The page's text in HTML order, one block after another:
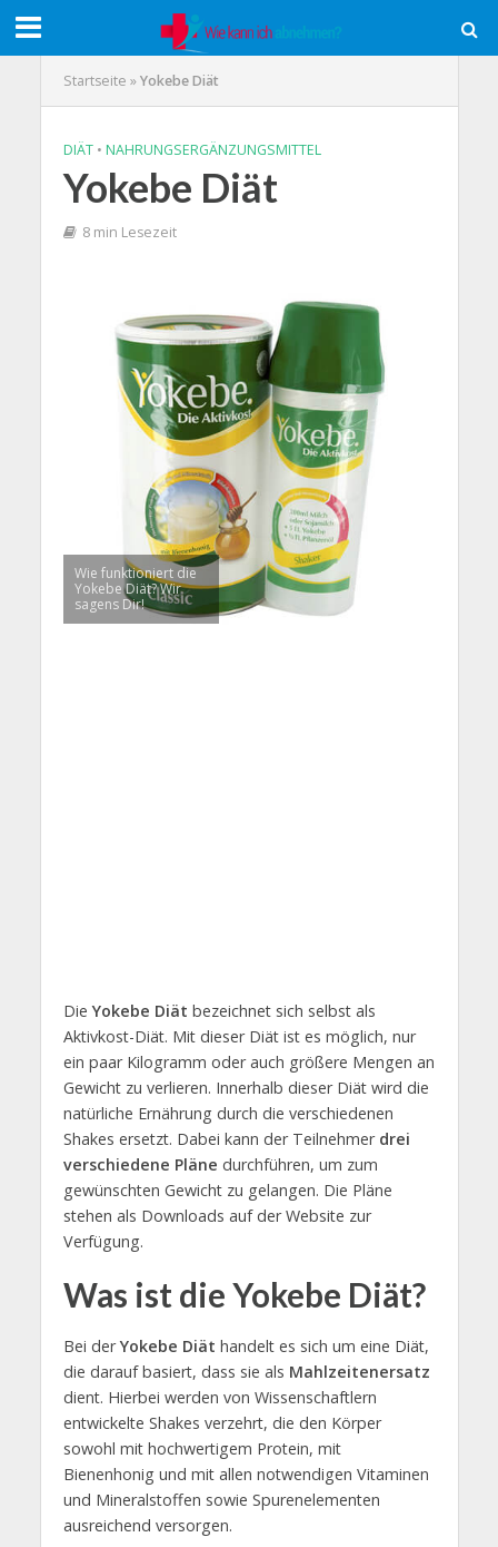
Startseite »Yokebe Diät
DIÄT • NAHRUNGSERGÄNZUNGSMITTEL
Yokebe Diät
8 min Lesezeit
Wie funktioniert die
Yokebe Diät? Wir
sagens Dir!
DieYokebe Diät bezeichnet sich selbst als
Aktivkost-Diät. Mit dieser Diät ist es möglich, nur
ein paar Kilogramm oder auch größere Mengen an
Gewicht zu verlieren. Innerhalb dieser Diät wird die
natürliche Ernährung durch die verschiedenen
Shakes ersetzt. Dabei kann der Teilnehmer drei
verschiedene Pläne durchführen, um zum
gewünschten Gewicht zu gelangen. Die Pläne
stehen als Downloads auf der Website zur
Verfügung.
Was ist die Yokebe Diät?
Bei derYokebe Diät handelt es sich um eine Diät,
die darauf basiert, dass sie als Mahlzeitenersatz
dient. Hierbei werden von Wissenschaftlern
entwickelte Shakes verzehrt, die den Körper
sowohl mit hochwertigem Protein, mit
Bienenhonig und mit allen notwendigen Vitaminen
und Mineralstoffen sowie Spurenelementen
ausreichend versorgen.